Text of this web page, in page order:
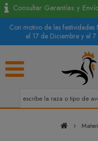
Con motivo de las
el 17 de Diciembre y el 7
Consultar Garantías y